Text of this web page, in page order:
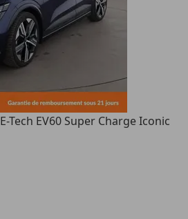
E-Tech EV60 Super Charge Iconic